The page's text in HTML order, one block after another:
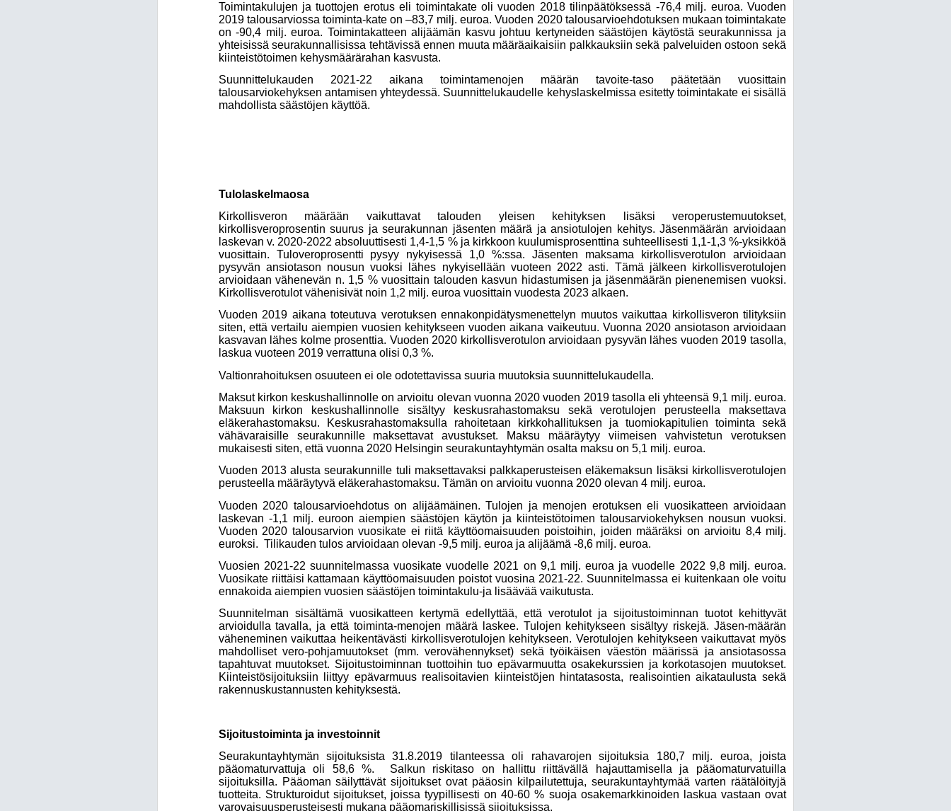
Toimintakulujen ja tuottojen erotus eli toimintakate oli vuoden 2018 tilinpäätöksessä -76,4 milj. euroa. Vuoden
2019 talousarviossa toiminta-kate on –83,7 milj. euroa. Vuoden 2020 talousarvioehdotuksen mukaan toimintakate
on -90,4 milj. euroa. Toimintakatteen alijäämän kasvu johtuu kertyneiden säästöjen käytöstä seurakunnissa ja
yhteisissä seurakunnallisissa tehtävissä ennen muuta määräaikaisiin palkkauksiin sekä palveluiden ostoon sekä
kiinteistötoimen kehysmäärärahan kasvusta.
Suunnittelukauden 2021-22 aikana toimintamenojen määrän tavoite-taso päätetään vuosittain
talousarviokehyksen antamisen yhteydessä. Suunnittelukaudelle kehyslaskelmissa esitetty toimintakate ei sisällä
mahdollista säästöjen käyttöä.
Tulolaskelmaosa
Kirkollisveron määrään vaikuttavat talouden yleisen kehityksen lisäksi veroperustemuutokset,
kirkollisveroprosentin suurus ja seurakunnan jäsenten määrä ja ansiotulojen kehitys. Jäsenmäärän arvioidaan
laskevan v. 2020-2022 absoluuttisesti 1,4-1,5 % ja kirkkoon kuulumisprosenttina suhteellisesti 1,1-1,3 %-yksikköä
vuosittain. Tuloveroprosentti pysyy nykyisessä 1,0 %:ssa. Jäsenten maksama kirkollisverotulon arvioidaan
pysyvän ansiotason nousun vuoksi lähes nykyisellään vuoteen 2022 asti. Tämä jälkeen kirkollisverotulojen
arvioidaan vähenevän n. 1,5 % vuosittain talouden kasvun hidastumisen ja jäsenmäärän pienenemisen vuoksi.
Kirkollisverotulot vähenisivät noin 1,2 milj. euroa vuosittain vuodesta 2023 alkaen.
Vuoden 2019 aikana toteutuva verotuksen ennakonpidätysmenettelyn muutos vaikuttaa kirkollisveron tilityksiin
siten, että vertailu aiempien vuosien kehitykseen vuoden aikana vaikeutuu. Vuonna 2020 ansiotason arvioidaan
kasvavan lähes kolme prosenttia. Vuoden 2020 kirkollisverotulon arvioidaan pysyvän lähes vuoden 2019 tasolla,
laskua vuoteen 2019 verrattuna olisi 0,3 %.
Valtionrahoituksen osuuteen ei ole odotettavissa suuria muutoksia suunnittelukaudella.
Maksut kirkon keskushallinnolle on arvioitu olevan vuonna 2020 vuoden 2019 tasolla eli yhteensä 9,1 milj. euroa.
Maksuun kirkon keskushallinnolle sisältyy keskusrahastomaksu sekä verotulojen perusteella maksettava
eläkerahastomaksu. Keskusrahastomaksulla rahoitetaan kirkkohallituksen ja tuomiokapitulien toiminta sekä
vähävaraisille seurakunnille maksettavat avustukset. Maksu määräytyy viimeisen vahvistetun verotuksen
mukaisesti siten, että vuonna 2020 Helsingin seurakuntayhtymän osalta maksu on 5,1 milj. euroa.
Vuoden 2013 alusta seurakunnille tuli maksettavaksi palkkaperusteisen eläkemaksun lisäksi kirkollisverotulojen
perusteella määräytyvä eläkerahastomaksu. Tämän on arvioitu vuonna 2020 olevan 4 milj. euroa.
Vuoden 2020 talousarvioehdotus on alijäämäinen. Tulojen ja menojen erotuksen eli vuosikatteen arvioidaan
laskevan -1,1 milj. euroon aiempien säästöjen käytön ja kiinteistötoimen talousarviokehyksen nousun vuoksi.
Vuoden 2020 talousarvion vuosikate ei riitä käyttöomaisuuden poistoihin, joiden määräksi on arvioitu 8,4 milj.
euroksi. Tilikauden tulos arvioidaan olevan -9,5 milj. euroa ja alijäämä -8,6 milj. euroa.
Vuosien 2021-22 suunnitelmassa vuosikate vuodelle 2021 on 9,1 milj. euroa ja vuodelle 2022 9,8 milj. euroa.
Vuosikate riittäisi kattamaan käyttöomaisuuden poistot vuosina 2021-22. Suunnitelmassa ei kuitenkaan ole voitu
ennakoida aiempien vuosien säästöjen toimintakulu-ja lisäävää vaikutusta.
Suunnitelman sisältämä vuosikatteen kertymä edellyttää, että verotulot ja sijoitustoiminnan tuotot kehittyvät
arvioidulla tavalla, ja että toiminta-menojen määrä laskee. Tulojen kehitykseen sisältyy riskejä. Jäsen-määrän
väheneminen vaikuttaa heikentävästi kirkollisverotulojen kehitykseen. Verotulojen kehitykseen vaikuttavat myös
mahdolliset vero-pohjamuutokset (mm. verovähennykset) sekä työikäisen väestön määrissä ja ansiotasossa
tapahtuvat muutokset. Sijoitustoiminnan tuottoihin tuo epävarmuutta osakekurssien ja korkotasojen muutokset.
Kiinteistösijoituksiin liittyy epävarmuus realisoitavien kiinteistöjen hintatasosta, realisointien aikataulusta sekä
rakennuskustannusten kehityksestä.
Sijoitustoiminta ja investoinnit
Seurakuntayhtymän sijoituksista 31.8.2019 tilanteessa oli rahavarojen sijoituksia 180,7 milj. euroa, joista
pääomaturvattuja oli 58,6 %. Salkun riskitaso on hallittu riittävällä hajauttamisella ja pääomaturvatuilla
sijoituksilla. Pääoman säilyttävät sijoitukset ovat pääosin kilpailutettuja, seurakuntayhtymää varten räätälöityjä
tuotteita. Strukturoidut sijoitukset, joissa tyypillisesti on 40-60 % suoja osakemarkkinoiden laskua vastaan ovat
varovaisuusperusteisesti mukana pääomariskillisissä sijoituksissa.